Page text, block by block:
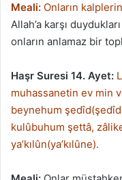
Meali: Onların
Allah’a karşı
onların anlamaz bir
Haşr Suresi 14. Ayet:
muhassanetin ev min
beynehum
kulûbuhum şettâ,
ya’kılûn(ya’kılûne).